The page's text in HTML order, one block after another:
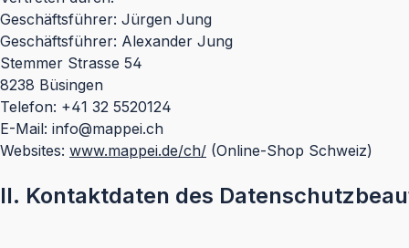
Geschäftsführer: Jürgen Jung
Geschäftsführer: Alexander Jung
Stemmer Strasse 54
8238 Büsingen
Telefon: +41 32 5520124
E-Mail: info@mappei.ch
Websites: www.mappei.de/ch/ (Online-Shop Schweiz)
II. Kontaktdaten des